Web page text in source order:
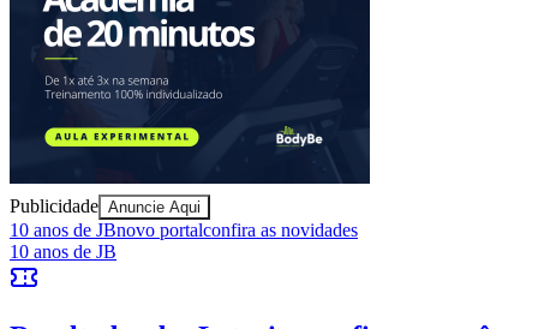
Bragantino
Publicidade Anuncie Aqui